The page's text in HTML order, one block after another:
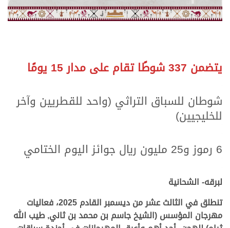
يتضمن 337 شوطًا تقام على مدار 15 يومًا
شوطان للسباق التراثي (واحد للقطريين وآخر
للخليجيين)
6 رموز و25 مليون ريال جوائز اليوم الختامي
لبرقه- الشحانية
تنطلق في الثالث عشر من ديسمبر القادم 2025، فعاليات
مهرجان المؤسس (الشيخ جاسم بن محمد بن ثاني, طيب الله